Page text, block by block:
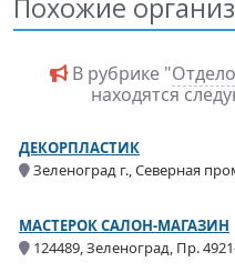
Похожие
В рубрике "
находятся
ДЕКОРПЛАСТИК
Зеленоград г., Северная
МАСТЕРОК САЛОН-МАГАЗИН
124489, Зеленоград, Пр.